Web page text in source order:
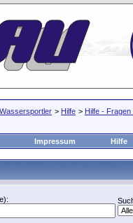
> Hilfe > Hilfe -
Impressum Hilfe